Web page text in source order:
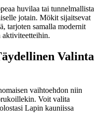
huvilaa tai tunnelmallista
jotain. Mökit sijaitsevat
tarjoten samalla modernit
aktiviteetteihin.
Valinta
vaihtoehdon niin
Voit valita
Lapin kauniissa